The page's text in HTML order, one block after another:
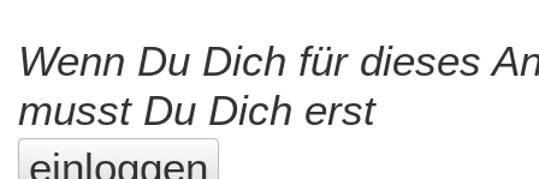
Wenn Du Dich für dieses
musst Du Dich erst
einloggen